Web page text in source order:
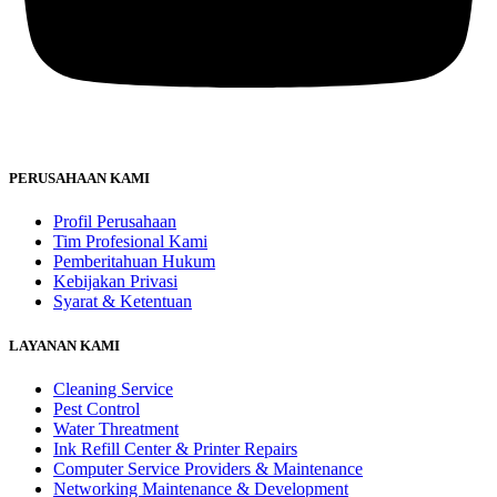
PERUSAHAAN KAMI
Profil Perusahaan
Tim Profesional Kami
Pemberitahuan Hukum
Kebijakan Privasi
Syarat & Ketentuan
LAYANAN KAMI
Cleaning Service
Pest Control
Water Threatment
Ink Refill Center & Printer Repairs
Computer Service Providers & Maintenance
Networking Maintenance & Development